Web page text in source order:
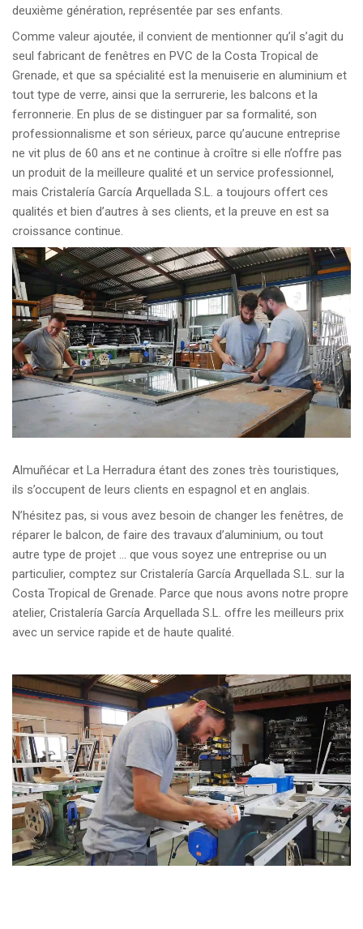
deuxième génération, représentée par ses enfants.
Comme valeur ajoutée, il convient de mentionner qu’il s’agit du
seul fabricant de fenêtres en PVC de la Costa Tropical de
Grenade, et que sa spécialité est la menuiserie en aluminium et
tout type de verre, ainsi que la serrurerie, les balcons et la
ferronnerie. En plus de se distinguer par sa formalité, son
professionnalisme et son sérieux, parce qu’aucune entreprise
ne vit plus de 60 ans et ne continue à croître si elle n’offre pas
un produit de la meilleure qualité et un service professionnel,
mais Cristalería García Arquellada S.L. a toujours offert ces
qualités et bien d’autres à ses clients, et la preuve en est sa
croissance continue.
Almuñécar et La Herradura étant des zones très touristiques,
ils s’occupent de leurs clients en espagnol et en anglais.
N’hésitez pas, si vous avez besoin de changer les fenêtres, de
réparer le balcon, de faire des travaux d’aluminium, ou tout
autre type de projet … que vous soyez une entreprise ou un
particulier, comptez sur Cristalería García Arquellada S.L. sur la
Costa Tropical de Grenade. Parce que nous avons notre propre
atelier, Cristalería García Arquellada S.L. offre les meilleurs prix
avec un service rapide et de haute qualité.